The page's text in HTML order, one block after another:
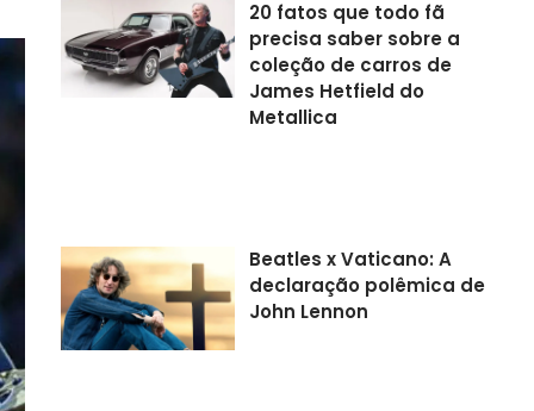
20 fatos que todo fã
precisa saber sobre a
coleção de carros de
James Hetfield do
Metallica
Beatles x Vaticano: A
declaração polêmica de
John Lennon